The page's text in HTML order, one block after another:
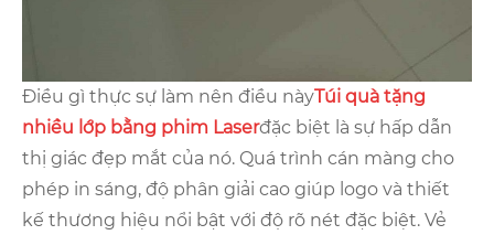
Điều gì thực sự làm nên điều nàyTúi quà tặng
nhiều lớp bằng phim Laserđặc biệt là sự hấp dẫn
thị giác đẹp mắt của nó. Quá trình cán màng cho
phép in sáng, độ phân giải cao giúp logo và thiết
kế thương hiệu nổi bật với độ rõ nét đặc biệt. Vẻ